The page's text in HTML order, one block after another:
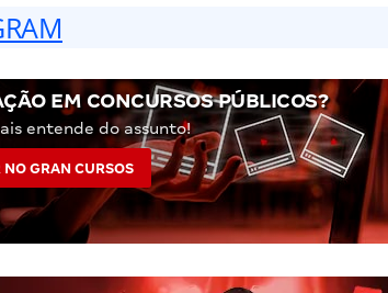
EM CONCURSOS PÚBLICOS?
entende do assunto!
GRAN CURSOS